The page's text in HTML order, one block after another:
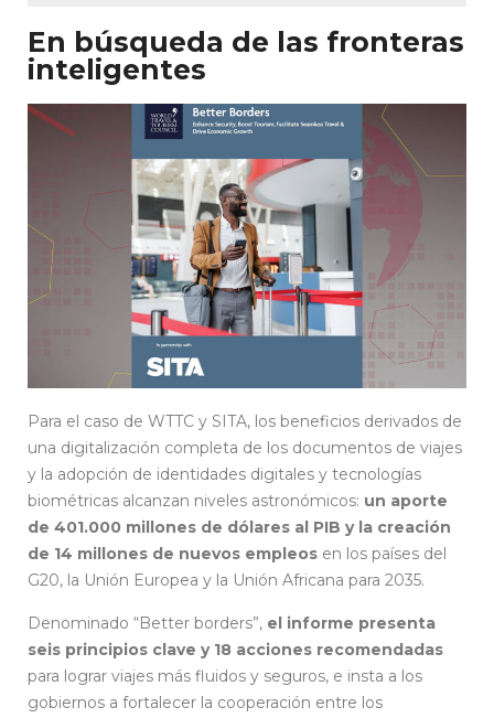
En búsqueda de las fronteras
inteligentes
Para el caso de WTTC y SITA, los beneficios derivados de
una digitalización completa de los documentos de viajes
y la adopción de identidades digitales y tecnologías
biométricas alcanzan niveles astronómicos: un aporte
de 401.000 millones de dólares al PIB y la creación
de 14 millones de nuevos empleos en los países del
G20, la Unión Europea y la Unión Africana para 2035.
Denominado “Better borders”, el informe presenta
seis principios clave y 18 acciones recomendadas
para lograr viajes más fluidos y seguros, e insta a los
gobiernos a fortalecer la cooperación entre los